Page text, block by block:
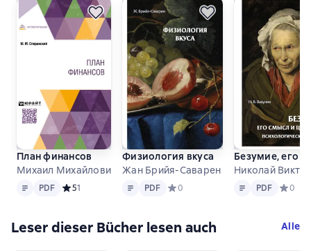
План финансов
Михаил Михайлович Сперанский
Text PDF
PDF Средний рейтинг 5 на основе 1 оценок
51
Физиология вкуса
Жан Брийя-Саварен
Text PDF
PDF Средний рейтинг 0 на основе 0
0
Безумие, его
Николай
Text PDF
PDF 0
Leser dieser Bücher lesen auch Alle